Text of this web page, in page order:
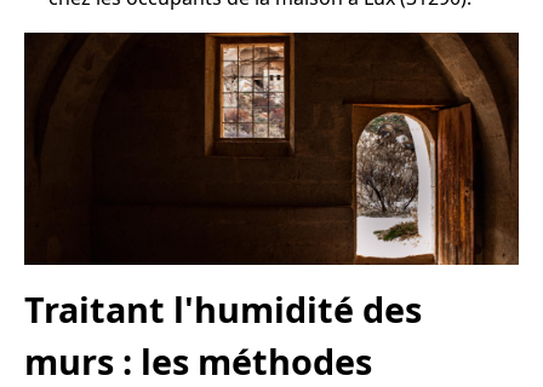
Traitant l'humidité des
murs : les méthodes